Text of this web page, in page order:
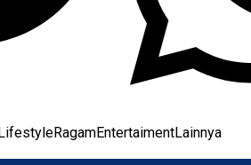
LifestyleRagamEntertaimentLainnya